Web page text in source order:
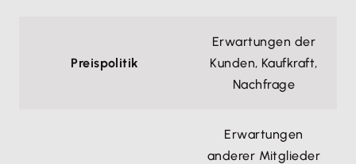
Preispolitik
Erwartungen der
Kunden, Kaufkraft,
Nachfrage
Erwartungen
anderer Mitglieder